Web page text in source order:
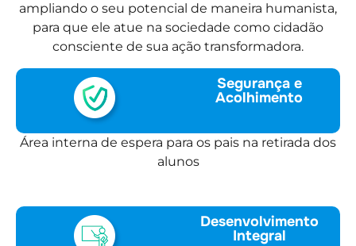
ampliando o seu potencial de maneira humanista,
para que ele atue na sociedade como cidadão
consciente de sua ação transformadora.
Segurança e
Acolhimento
Área interna de espera para os pais na retirada dos
alunos
Desenvolvimento
Integral